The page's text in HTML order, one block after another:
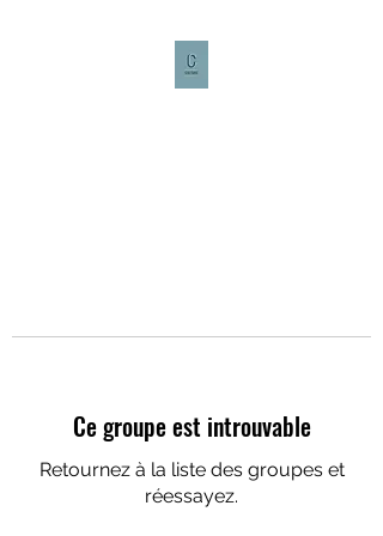
Ce groupe est introuvable
Retournez à la liste des groupes et
réessayez.